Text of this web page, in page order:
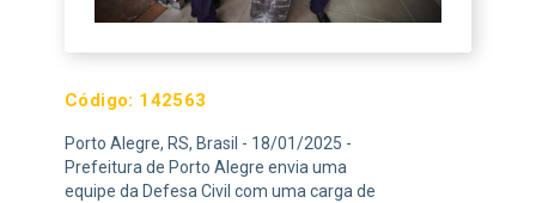
Código: 142563
Porto Alegre, RS, Brasil - 18/01/2025 -
Prefeitura de Porto Alegre envia uma
equipe da Defesa Civil com uma carga de